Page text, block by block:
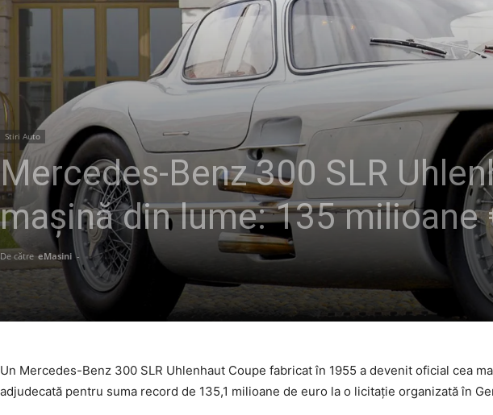
Stiri Auto
Mercedes-Benz 300 SLR
mașină din lume: 135
De către eMasini -
Un Mercedes-Benz 300 SLR Uhlenhaut Coupe fabricat în 1955 a devenit oficial cea
adjudecată pentru suma record de 135,1 milioane de euro la o licitație organizată în